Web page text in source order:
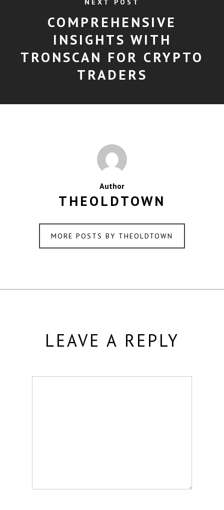
NEXT POST
COMPREHENSIVE
INSIGHTS WITH
TRONSCAN FOR CRYPTO
TRADERS
Author
THEOLDTOWN
MORE POSTS BY THEOLDTOWN
LEAVE A REPLY